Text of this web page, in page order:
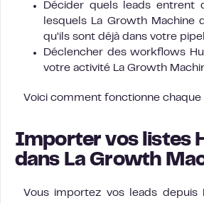
Décider quels leads entrent
lesquels La Growth Machine
qu’ils sont déjà dans votre
Déclencher des workflows
votre activité La Growth
Voici comment fonctionne chaque
Importer vos listes
dans La Growth
Vous importez vos leads depuis